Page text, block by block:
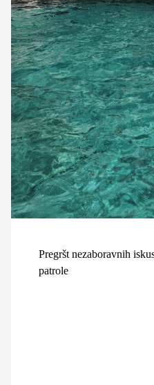
Pregršt nezaboravnih
patrole